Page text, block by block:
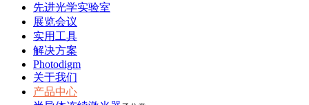
先进光学实验室
展览会议
实用工具
解决方案
Photodigm
关于我们
产品中心